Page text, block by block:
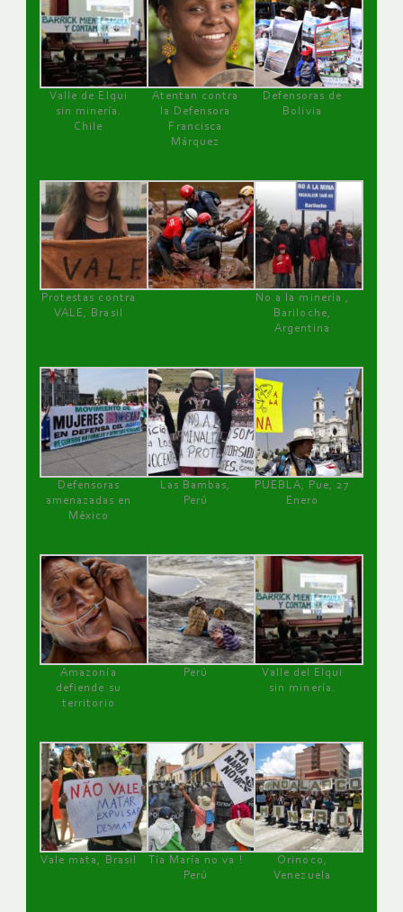
Valle de Elqui
sin minería.
Chile
Atentan contra
la Defensora
Francisca
Márquez
Defensoras de
Bolivia
Protestas contra
VALE, Brasil
No a la minería ,
Bariloche,
Argentina
Defensoras
amenazadas en
México
Las Bambas,
Perú
PUEBLA, Pue, 27
Enero
Amazonía
defiende su
territorio
Perú
Valle del Elqui
sin minería.
Vale mata, Brasil
Tía María no va !
Perú
Orinoco,
Venezuela